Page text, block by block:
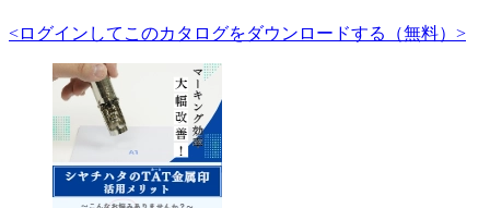
<ログインしてこのカタログをダウンロードする（無料）>